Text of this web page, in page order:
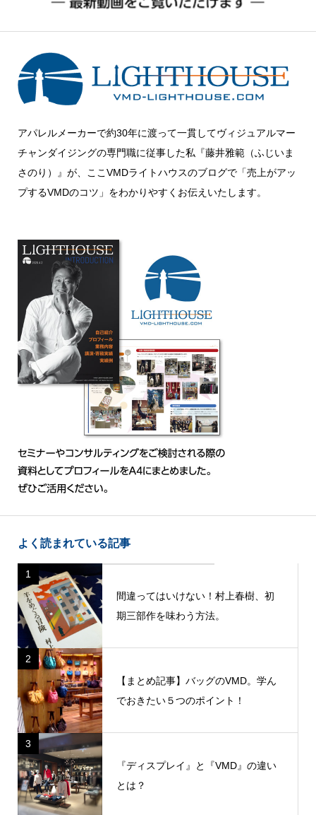
アパレルメーカーで約30年に渡って一貫してヴィジュアルマー
チャンダイジングの専門職に従事した私『藤井雅範（ふじいま
さのり）』が、ここVMDライトハウスのブログで「売上がアッ
プするVMDのコツ」をわかりやすくお伝えいたします。
よく読まれている記事
1
間違ってはいけない！村上春樹、初
期三部作を味わう方法。
2
【まとめ記事】バッグのVMD。学ん
でおきたい５つのポイント！
3
『ディスプレイ』と『VMD』の違い
とは？